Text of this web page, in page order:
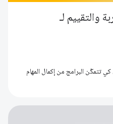
والتقييم لـ
تتمكّن البرامج من إكمال المهام